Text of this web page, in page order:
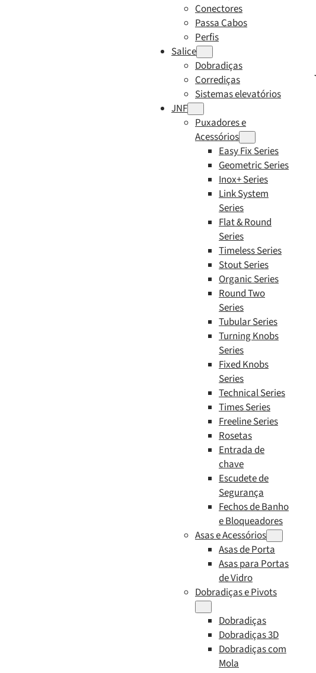
Conectores
Passa Cabos
Perfis
Salice
Dobradiças
Corrediças
Sistemas elevatórios
JNF
Puxadores e
Acessórios
Easy Fix Series
Geometric Series
Inox+ Series
Link System
Series
Flat & Round
Series
Timeless Series
Stout Series
Organic Series
Round Two
Series
Tubular Series
Turning Knobs
Series
Fixed Knobs
Series
Technical Series
Times Series
Freeline Series
Rosetas
Entrada de
chave
Escudete de
Segurança
Fechos de Banho
e Bloqueadores
Asas e Acessórios
Asas de Porta
Asas para Portas
de Vidro
Dobradiças e Pivots
Dobradiças
Dobradiças 3D
Dobradiças com
Mola